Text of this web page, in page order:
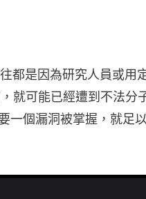
都是因為研究人員或用
就可能已經遭到不法分
一個漏洞被掌握，就足